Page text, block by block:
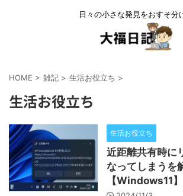
日々の小さな発見をおすそ分
HOME > 雑記 > 生活お役立ち >
生活お役立ち
生活お役立ち
近距離共有時に
なってしまうを
【Windows11】